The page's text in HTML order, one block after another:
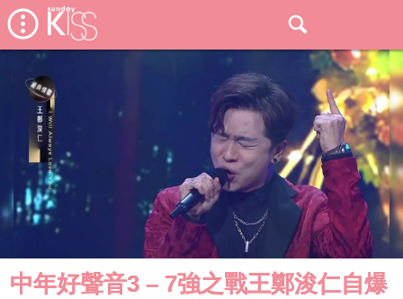
中年好聲音3 – 7強之戰王鄭浚仁自爆